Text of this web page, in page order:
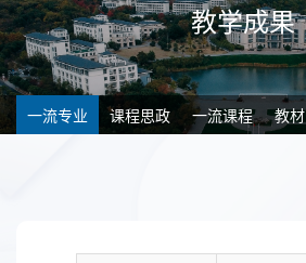
教学成果
一流专业 课程思政 一流课程 教材